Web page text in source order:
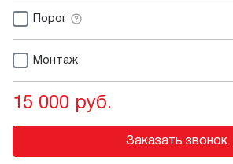
Порог
Монтаж
15 000 руб.
Заказать звонок